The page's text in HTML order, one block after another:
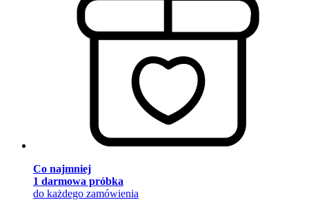
Co najmniej
1 darmowa próbka
do każdego zamówienia